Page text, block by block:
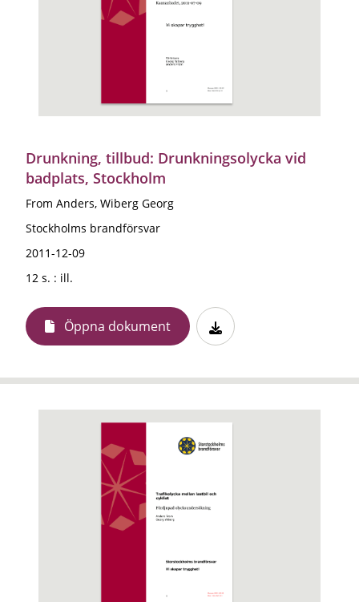
Drunkning, tillbud: Drunkningsolycka vid
badplats, Stockholm
From Anders, Wiberg Georg
Stockholms brandförsvar
2011-12-09
12 s. : ill.
Öppna dokument